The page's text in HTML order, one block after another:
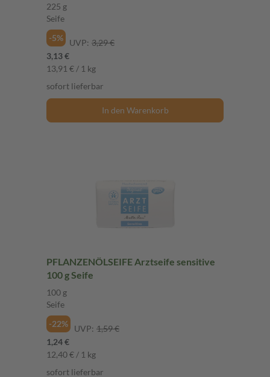
225 g
Seife
-5%
UVP: 3,29 €
3,13 €
13,91 € / 1 kg
sofort lieferbar
In den Warenkorb
PFLANZENÖLSEIFE Arztseife sensitive
100 g Seife
100 g
Seife
-22%
UVP: 1,59 €
1,24 €
12,40 € / 1 kg
sofort lieferbar